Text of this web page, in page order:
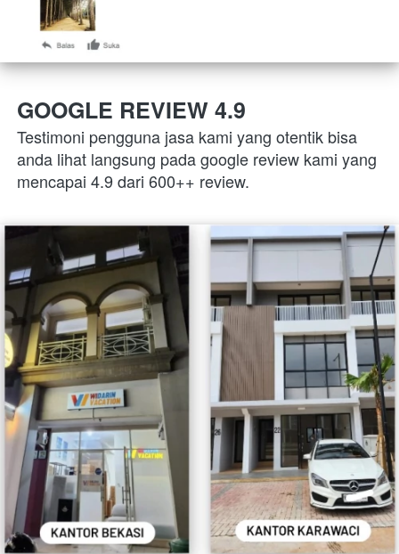
GOOGLE REVIEW 4.9
Testimoni pengguna jasa kami yang otentik bisa
anda lihat langsung pada google review kami yang
mencapai 4.9 dari 600++ review.